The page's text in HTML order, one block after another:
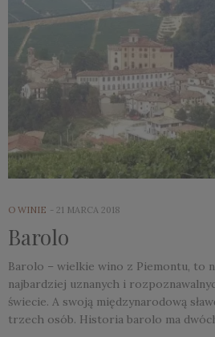
O WINIE 21 MARCA 2018
Barolo
Barolo – wielkie wino z Piemontu, to
najbardziej uznanych i
świecie. A swoją międzynarodową
trzech osób. Historia barolo ma